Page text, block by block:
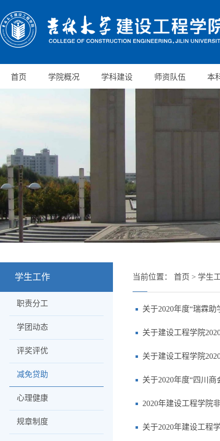
首页 学院概况 学科建设 师资队伍 本
学生工作
职责分工
学团动态
评奖评优
减免贷助
心理健康
规章制度
当前位置： 首页 > 学生
关于2020年度“瑞霖
关于建设工程学院
关于建设工程学院
关于2020年度“四川
2020年建设工程学院
关于2020年建设工程